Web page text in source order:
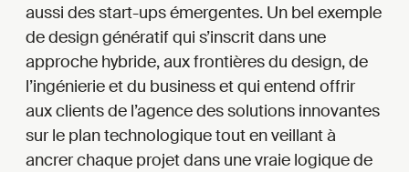
aussi des start-ups émergentes. Un bel exemple
de design génératif qui s’inscrit dans une
approche hybride, aux frontières du design, de
l’ingénierie et du business et qui entend offrir
aux clients de l’agence des solutions innovantes
sur le plan technologique tout en veillant à
ancrer chaque projet dans une vraie logique de